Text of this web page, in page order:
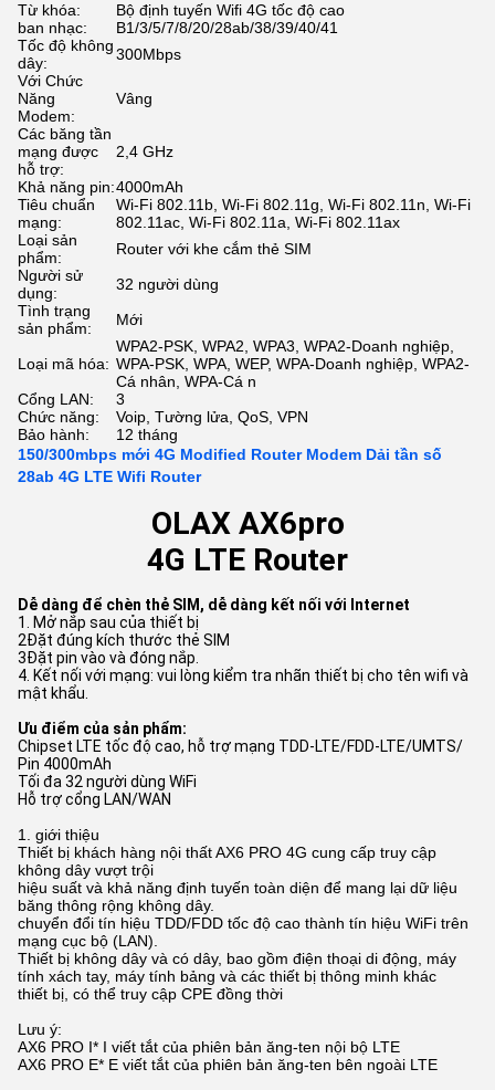
Từ khóa:
Bộ định tuyến Wifi 4G tốc độ cao
ban nhạc:
B1/3/5/7/8/20/28ab/38/39/40/41
Tốc độ không
dây:
300Mbps
Với Chức
Năng
Modem:
Vâng
Các băng tần
mạng được
hỗ trợ:
2,4 GHz
Khả năng pin:4000mAh
Tiêu chuẩn
mạng:
Wi-Fi 802.11b, Wi-Fi 802.11g, Wi-Fi 802.11n, Wi-Fi
802.11ac, Wi-Fi 802.11a, Wi-Fi 802.11ax
Loại sản
phẩm:
Router với khe cắm thẻ SIM
Người sử
dụng:
32 người dùng
Tình trạng
sản phẩm:
Mới
Loại mã hóa:
WPA2-PSK, WPA2, WPA3, WPA2-Doanh nghiệp,
WPA-PSK, WPA, WEP, WPA-Doanh nghiệp, WPA2-
Cá nhân, WPA-Cá n
Cổng LAN:
3
Chức năng:
Voip, Tường lửa, QoS, VPN
Bảo hành:
12 tháng
150/300mbps mới 4G Modified Router Modem Dải tần số
28ab 4G LTE Wifi Router
OLAX AX6pro
4G LTE Router
Dễ dàng để chèn thẻ SIM, dễ dàng kết nối với Internet
1. Mở nắp sau của thiết bị
2Đặt đúng kích thước thẻ SIM
3Đặt pin vào và đóng nắp.
4. Kết nối với mạng: vui lòng kiểm tra nhãn thiết bị cho tên wifi và
mật khẩu.
Ưu điểm của sản phẩm:
Chipset LTE tốc độ cao, hỗ trợ mạng TDD-LTE/FDD-LTE/UMTS/
Pin 4000mAh
Tối đa 32 người dùng WiFi
Hỗ trợ cổng LAN/WAN
1. giới thiệu
Thiết bị khách hàng nội thất AX6 PRO 4G cung cấp truy cập
không dây vượt trội
hiệu suất và khả năng định tuyến toàn diện để mang lại dữ liệu
băng thông rộng không dây.
chuyển đổi tín hiệu TDD/FDD tốc độ cao thành tín hiệu WiFi trên
mạng cục bộ (LAN).
Thiết bị không dây và có dây, bao gồm điện thoại di động, máy
tính xách tay, máy tính bảng và các thiết bị thông minh khác
thiết bị, có thể truy cập CPE đồng thời
Lưu ý:
AX6 PRO I* I viết tắt của phiên bản ăng-ten nội bộ LTE
AX6 PRO E* E viết tắt của phiên bản ăng-ten bên ngoài LTE